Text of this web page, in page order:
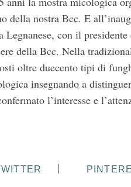
della nostra Bcc. E
Legnanese, con il
della Bcc. Nella
oltre duecento tipi di
insegnando a
l’interesse e